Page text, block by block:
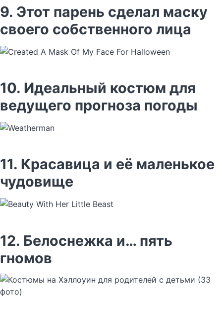
9. Этот парень сделал маску
своего собственного лица
10. Идеальный костюм для
ведущего прогноза погоды
11. Красавица и её маленькое
чудовище
12. Белоснежка и… пять
гномов